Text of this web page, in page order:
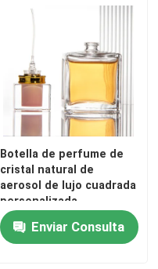
Botella de perfume de
cristal natural de
aerosol de lujo cuadrada
personalizada
Enviar Consulta